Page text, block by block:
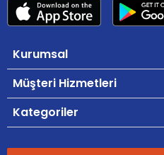
Kurumsal
Müşteri Hizmetleri
Kategoriler